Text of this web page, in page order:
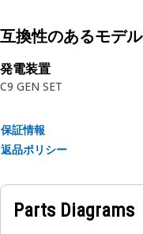
互換性のあるモデル
発電装置
C9 GEN SET
保証情報
返品ポリシー
Parts Diagrams